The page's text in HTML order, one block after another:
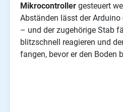
Mikrocontroller gesteuert
Abständen lässt der
– und der zugehörige Stab
blitzschnell reagieren und
fangen, bevor er den Boden